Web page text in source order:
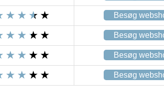
Besøg
Besøg
Besøg
Besøg